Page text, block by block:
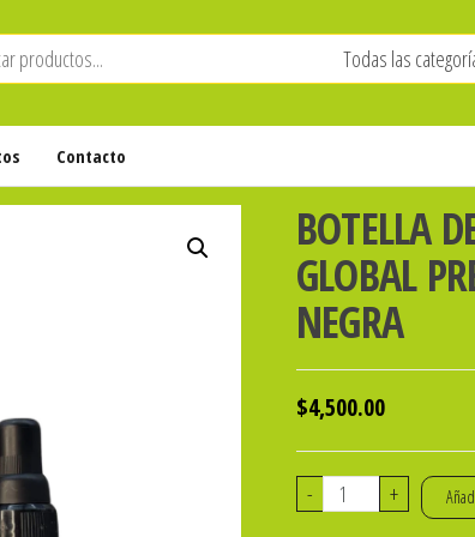
Contacto
BOTELLA
GLOBAL
NEGRA
$4,500.00
-
BOTELLA+